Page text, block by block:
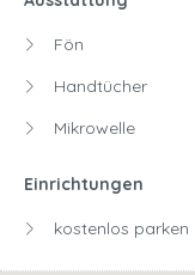
Fön
Handtücher
Mikrowelle
Einrichtungen
kostenlos parken